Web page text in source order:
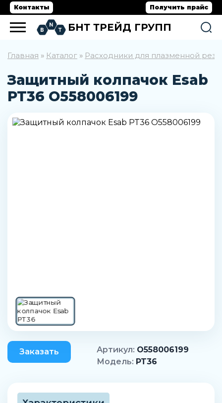
Контакты Получить прайс
БНТ ТРЕЙД ГРУПП
Главная » Каталог » Расходники для плазменной
Защитный колпачок Esab
PT36 O558006199
Заказать Артикул: O558006199
Модель: PT36